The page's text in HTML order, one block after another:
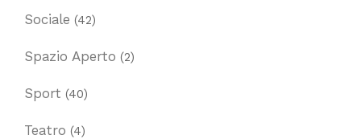
Sociale (42)
Spazio Aperto (2)
Sport (40)
Teatro (4)